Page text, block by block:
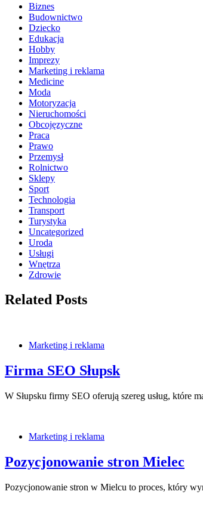
Biznes
Budownictwo
Dziecko
Edukacja
Hobby
Imprezy
Marketing i reklama
Medicine
Moda
Motoryzacja
Nieruchomości
Obcojęzyczne
Praca
Prawo
Przemysł
Rolnictwo
Sklepy
Sport
Technologia
Transport
Turystyka
Uncategorized
Uroda
Usługi
Wnętrza
Zdrowie
Related Posts
Marketing i reklama
Firma SEO Słupsk
W Słupsku firmy SEO oferują szereg usług,
Marketing i reklama
Pozycjonowanie stron Mielec
Pozycjonowanie stron w Mielcu to proces, który